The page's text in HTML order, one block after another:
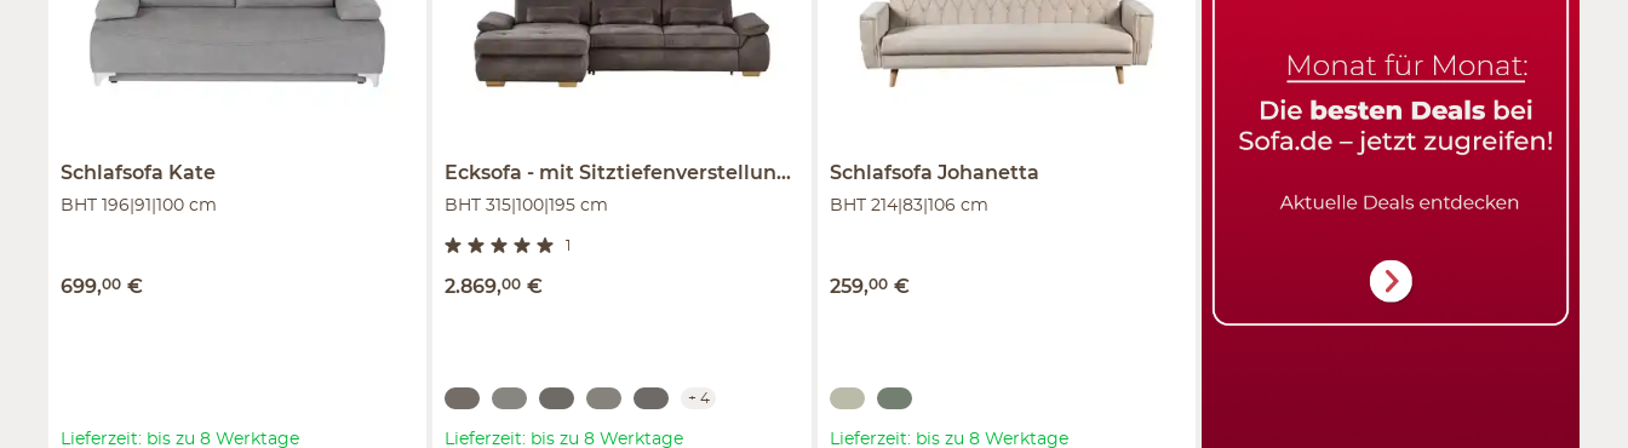
Schlafsofa Kate
BHT 196|91|100 cm
699,00 €
Lieferzeit: bis zu 8 Werktage
Ecksofa mit Sitztiefenverstellung Kundry
BHT 315|100|195 cm
1
2.869,00 €
+ 4
Lieferzeit: bis zu 8 Werktage
Schlafsofa Johanetta
BHT 214|83|106 cm
259,00 €
Lieferzeit: bis zu 8 Werktage